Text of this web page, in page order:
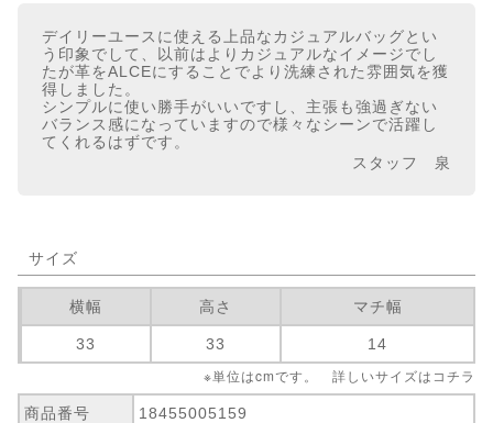
デイリーユースに使える上品なカジュアルバッグとい
う印象でして、以前はよりカジュアルなイメージでし
たが革をALCEにすることでより洗練された雰囲気を獲
得しました。
シンプルに使い勝手がいいですし、主張も強過ぎない
バランス感になっていますので様々なシーンで活躍し
てくれるはずです。
スタッフ 泉
サイズ
横幅 高さ マチ幅
33 33 14
※単位はcmです。 詳しいサイズは コチラ
商品番号 18455005159